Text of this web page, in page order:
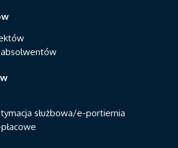
służbowa/e-portiernia